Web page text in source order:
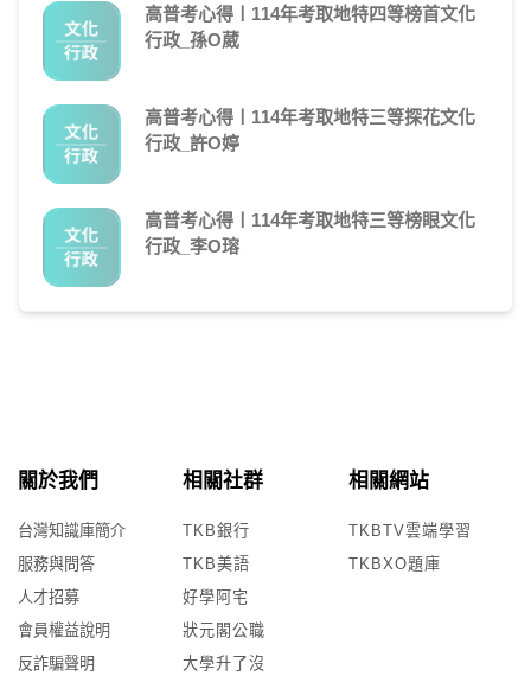
高普考心得〡114年考取地特四等榜首文化
行政_孫O葳
高普考心得〡114年考取地特三等探花文化
行政_許O婷
高普考心得〡114年考取地特三等榜眼文化
行政_李O瑢
關於我們
台灣知識庫簡介
服務與問答
人才招募
會員權益說明
反詐騙聲明
相關社群
TKB銀行
TKB美語
好學阿宅
狀元閣公職
大學升了沒
相關網站
TKBTV雲端學習
TKBXO題庫